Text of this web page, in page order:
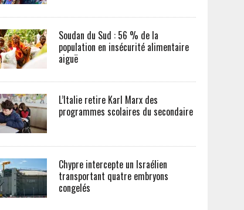
Soudan du Sud : 56 % de la
population en insécurité alimentaire
aiguë
L’Italie retire Karl Marx des
programmes scolaires du secondaire
Chypre intercepte un Israélien
transportant quatre embryons
congelés